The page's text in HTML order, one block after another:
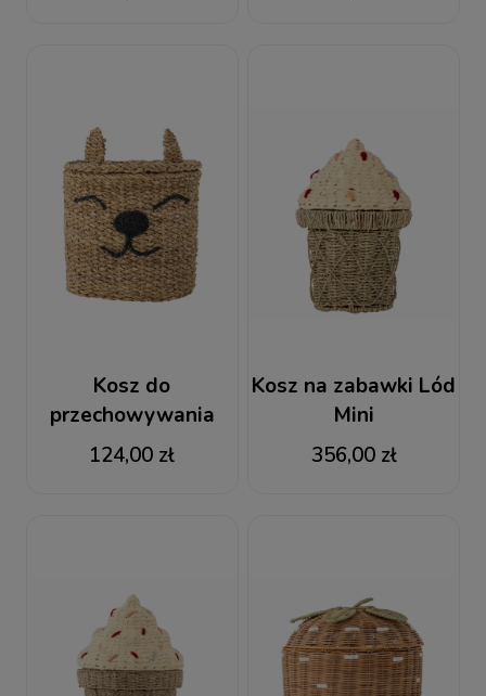
Kosz do
przechowywania
Mikki Bloomingville
124,00 zł
Kosz na zabawki Lód
Mini
356,00 zł